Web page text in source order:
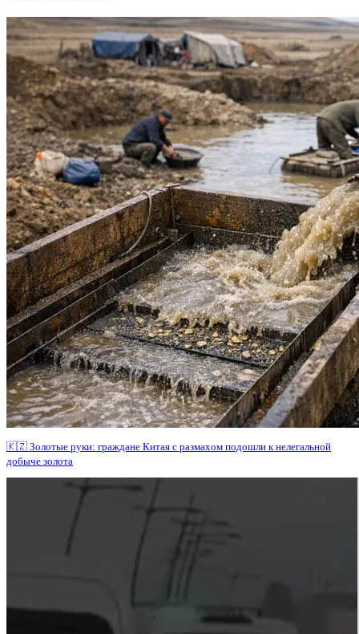
🇰🇿 Золотые руки: граждане Китая с размахом подошли к нелегальной
добыче золота